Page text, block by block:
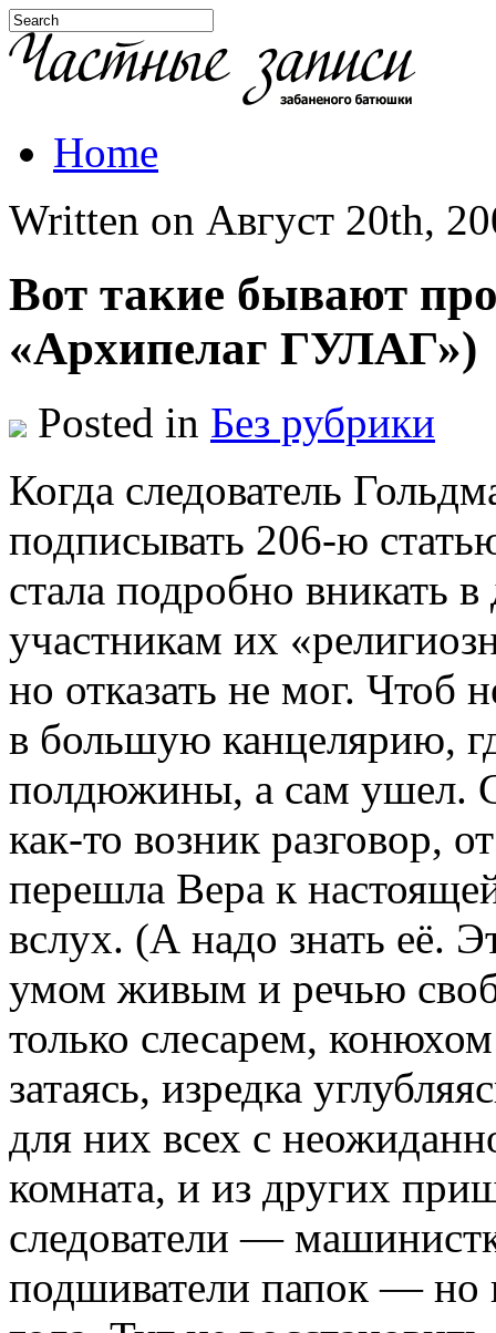
Home
Written on Август 20th,
Вот такие бывают
«Архипелаг ГУЛАГ»)
Posted in Без рубрики
Когда следователь
подписывать 206-ю
стала подробно вникать
участникам их
но отказать не мог. Чтоб
в большую канцелярию,
полдюжины, а сам ушел.
как-то возник разговор,
перешла Вера к
вслух. (А надо знать её.
умом живым и речью
только слесарем,
затаясь, изредка
для них всех с
комната, и из других
следователи —
подшиватели папок — но